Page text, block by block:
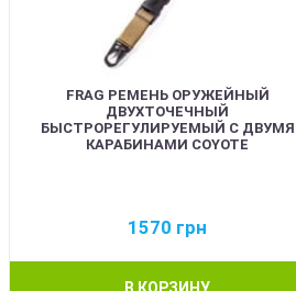
FRAG РЕМЕНЬ ОРУЖЕЙНЫЙ
ДВУХТОЧЕЧНЫЙ
БЫСТРОРЕГУЛИРУЕМЫЙ С ДВУМЯ
КАРАБИНАМИ COYOTE
1570 грн
В КОРЗИНУ